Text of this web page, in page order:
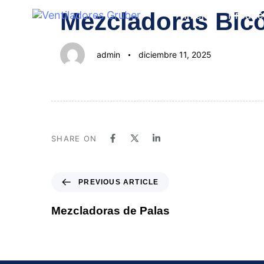
Inicio
IN:
Mezcladoras
admin
on:
diciembre 11, 2025
SHARE ON
PREVIOUS ARTICLE
Mezcladoras de Palas